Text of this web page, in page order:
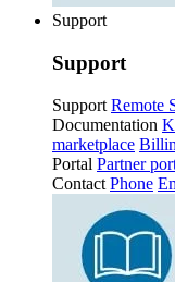
Support
Support
Support Remote
Documentation
marketplace
Portal Partner
Contact Phone